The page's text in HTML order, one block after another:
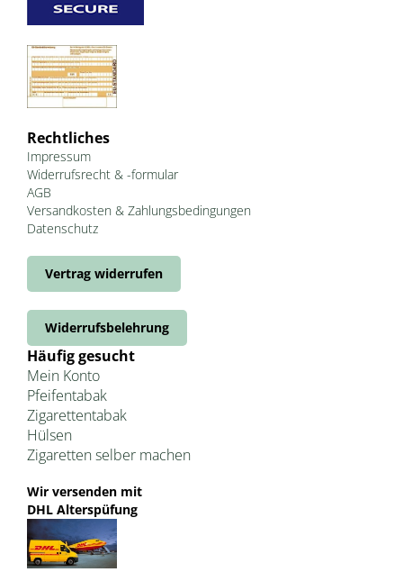
Rechtliches
Impressum
Widerrufsrecht & -formular
AGB
Versandkosten & Zahlungsbedingungen
Datenschutz
Vertrag widerrufen
Widerrufsbelehrung
Häufig gesucht
Mein Konto
Pfeifentabak
Zigarettentabak
Hülsen
Zigaretten selber machen
Wir versenden mit
DHL Alterspüfung